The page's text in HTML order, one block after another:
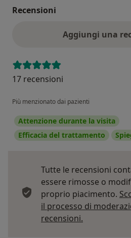
Recensioni
Aggiungi una
17 recensioni
Più menzionato dai pazienti
Attenzione durante la visita
Efficacia del trattamento
Tutte le recensioni
essere rimosse o
proprio piacimento.
il processo di
recensioni.